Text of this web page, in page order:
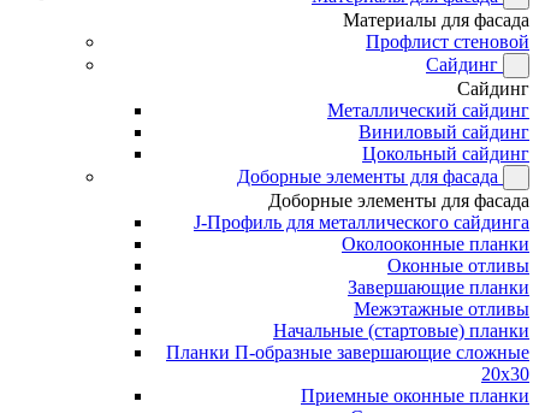
Материалы для фасада
Профлист стеновой
Сайдинг
Сайдинг
Металлический сайдинг
Виниловый сайдинг
Цокольный сайдинг
Доборные элементы для фасада
Доборные элементы для фасада
J-Профиль для металлического сайдинга
Околооконные планки
Оконные отливы
Завершающие планки
Межэтажные отливы
Начальные (стартовые) планки
Планки П-образные завершающие сложные
20x30
Приемные оконные планки